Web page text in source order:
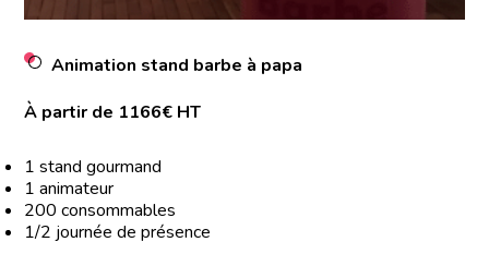
Animation stand barbe à papa
À partir de 1166€ HT
1 stand gourmand
1 animateur
200 consommables
1/2 journée de présence